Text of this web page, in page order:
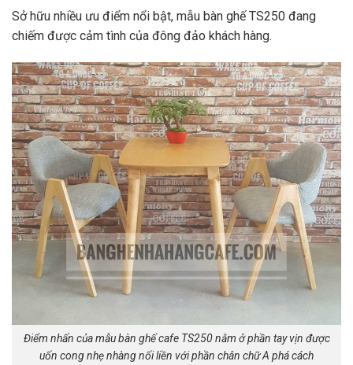
Sở hữu nhiều ưu điểm nổi bật, mẫu bàn ghếTS250 đang
chiếm được cảm tình của đông đảo khách hàng.
Điểm nhấn của mẫu bàn ghế cafe TS250 nằm ở phần tay vịn được
uốn cong nhẹ nhàng nối liền với phần chân chữ A phá cách